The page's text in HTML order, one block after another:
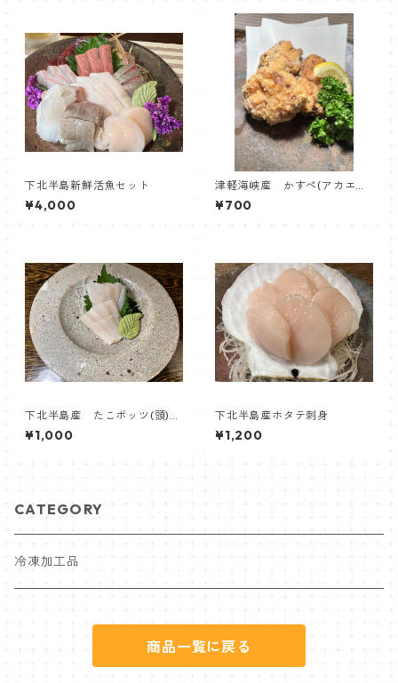
下北半島新鮮活魚セット
¥4,000
津軽海峡産 かすぺ(アカエイ)
竜田揚げ
¥700
下北半島産 たこボッツ(頭)刺
身 2人前
¥1,000
下北半島産ホタテ刺身
¥1,200
CATEGORY
冷凍加工品
商品一覧に戻る